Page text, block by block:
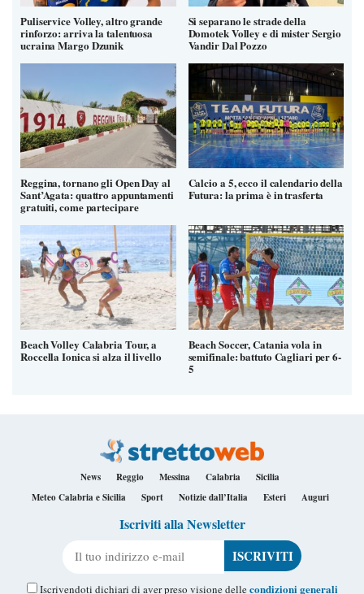
Puliservice Volley, altro grande
rinforzo: arriva la talentuosa
ucraina Margo Dzunik
Si separano le strade della
Domotek Volley e di mister Sergio
Vandir Dal Pozzo
Reggina, tornano gli Open Day al
Sant’Agata: quattro appuntamenti
gratuiti, come partecipare
Calcio a 5, ecco il calendario della
Futura: la prima è in trasferta
Beach Volley Calabria Tour, a
Roccella Ionica si alza il livello
Beach Soccer, Catania vola in
semifinale: battuto Cagliari per 6-
5
News Reggio Messina Calabria
Sicilia
Meteo Calabria e Sicilia
Sport Notizie dall’Italia Esteri Auguri
Iscriviti alla Newsletter
Iscrivendoti dichiari di aver preso visione dellecondizioni generali